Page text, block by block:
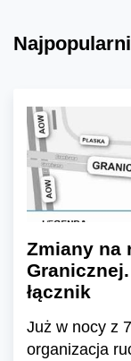
Zmiany na
łącznik
Już w nocy z
organizacja